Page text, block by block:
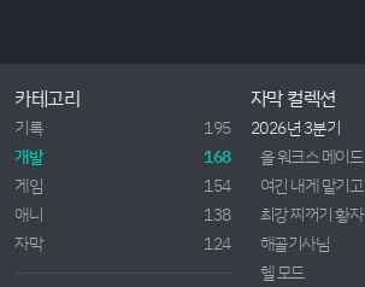
카테고리
기록
195
개발
168
게임
154
애니
138
자막
124
자막 컬렉션
2026년 3분기
올 워크스 메이드
여긴 내게 맡기고
최강 찌꺼기 황자
해골기사님
헬 모드